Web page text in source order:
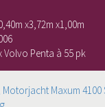
m x3,72m x1,00m
Volvo Penta à 55 pk